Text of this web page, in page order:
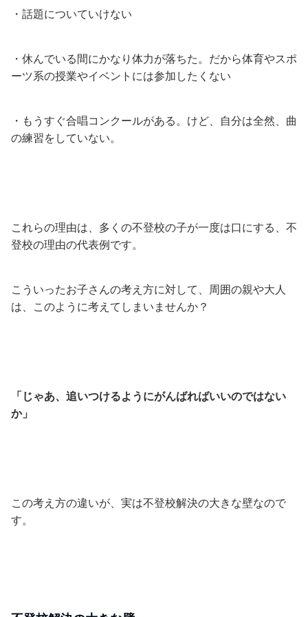
・話題についていけない
・休んでいる間にかなり体力が落ちた。だから体育やスポ
ーツ系の授業やイベントには参加したくない
・もうすぐ合唱コンクールがある。けど、自分は全然、曲
の練習をしていない。
これらの理由は、多くの不登校の子が一度は口にする、不
登校の理由の代表例です。
こういったお子さんの考え方に対して、周囲の親や大人
は、このように考えてしまいませんか？
「じゃあ、追いつけるようにがんばればいいのではない
か」
この考え方の違いが、実は不登校解決の大きな壁なので
す。